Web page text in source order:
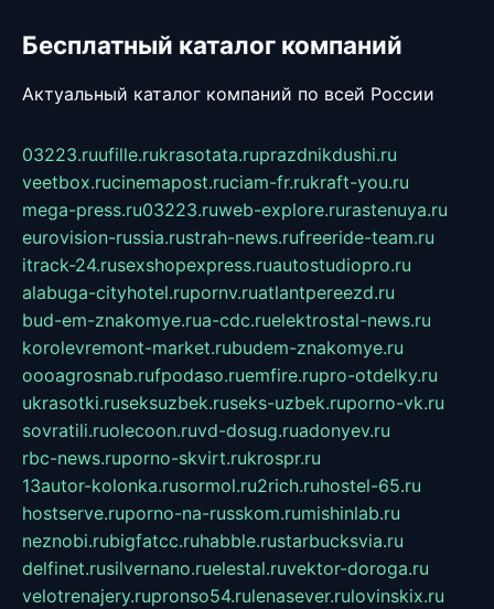
Бесплатный каталог компаний
Актуальный каталог компаний по всей России
03223.ruufille.rukrasotata.ruprazdnikdushi.ru
veetbox.rucinemapost.ruciam-fr.rukraft-you.ru
mega-press.ru03223.ruweb-explore.rurastenuya.ru
eurovision-russia.rustrah-news.rufreeride-team.ru
itrack-24.rusexshopexpress.ruautostudiopro.ru
alabuga-cityhotel.rupornv.ruatlantpereezd.ru
bud-em-znakomye.rua-cdc.ruelektrostal-news.ru
korolevremont-market.rubudem-znakomye.ru
oooagrosnab.rufpodaso.ruemfire.rupro-otdelky.ru
ukrasotki.ruseksuzbek.ruseks-uzbek.ruporno-vk.ru
sovratili.ruolecoon.ruvd-dosug.ruadonyev.ru
rbc-news.ruporno-skvirt.rukrospr.ru
13autor-kolonka.rusormol.ru2rich.ruhostel-65.ru
hostserve.ruporno-na-russkom.rumishinlab.ru
neznobi.rubigfatcc.ruhabble.rustarbucksvia.ru
delfinet.rusilvernano.ruelestal.ruvektor-doroga.ru
velotrenajery.rupronso54.rulenasever.rulovinskix.ru